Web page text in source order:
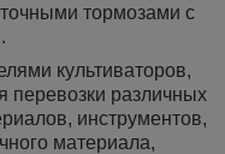
тормозами с
культиваторов,
перевозки различных
инструментов,
материала,